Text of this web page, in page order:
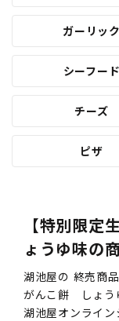
ガーリック
シーフード
チーズ
ピザ
【特別限
ょうゆ味の
湖池屋の 終売商
がんこ餅 しょう
湖池屋オンライ